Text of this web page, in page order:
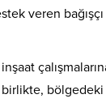
veren
bölgedeki